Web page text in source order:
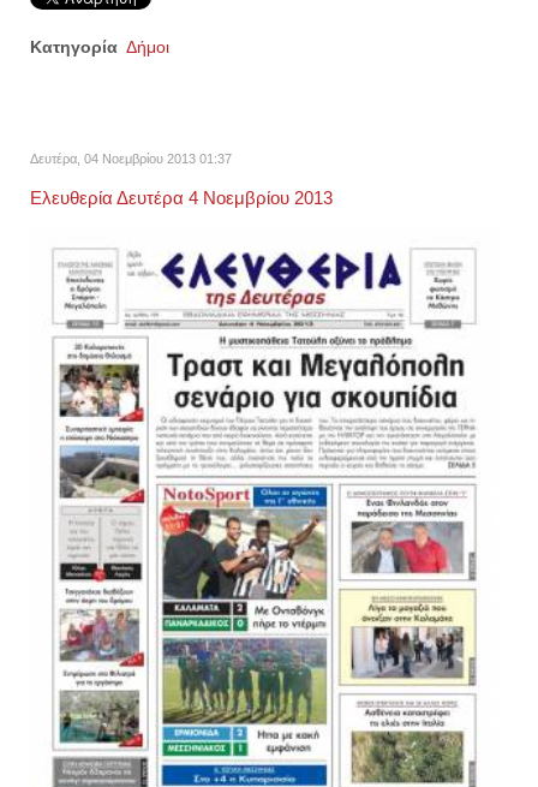
Κατηγορία Δήμοι
Δευτέρα, 04 Νοεμβρίου 2013 01:37
Ελευθερία Δευτέρα 4 Νοεμβρίου 2013